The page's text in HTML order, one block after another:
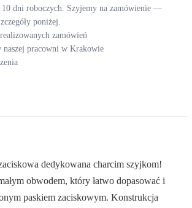
10 dni roboczych. Szyjemy na zamówienie —
poniżej.
zamówień
naszej pracowni w Krakowie
dedykowana charcim szyjkom!
obwodem, który łatwo dopasować i
paskiem zaciskowym. Konstrukcja